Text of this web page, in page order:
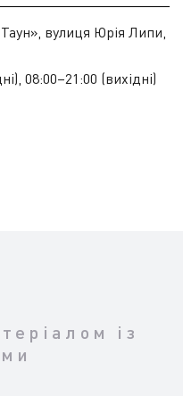
вулиця Юрія Липи,
08:00–21:00 (вихідні)
із